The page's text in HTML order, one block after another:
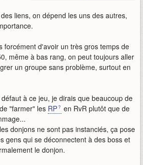
liens, on dépend les uns des autres,
forcément d'avoir un très gros temps de
même à bas rang, on peut toujours aller
un groupe sans problème, surtout en
à ce jeu, je dirais que beaucoup de
"farmer" les RP
en RvR plutôt que de
donjons ne sont pas instanciés, ça pose
gens qui se déconnectent à des boss et
le donjon.